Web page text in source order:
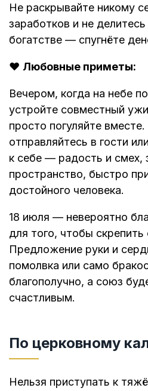
Не раскрывайте никому
заработков и не
богатстве — спугнёте
❤️ Любовные приметы:
Вечером, когда на небе
устройте совместный
просто погуляйте
отправляйтесь в гости
к себе — радость и смех,
пространство, быстро
достойного человека.
18 июля — невероятно
для того, чтобы
Предложение руки и
помолвка или само
благополучно, а союз
счастливым.
По церковному
Нельзя приступать к